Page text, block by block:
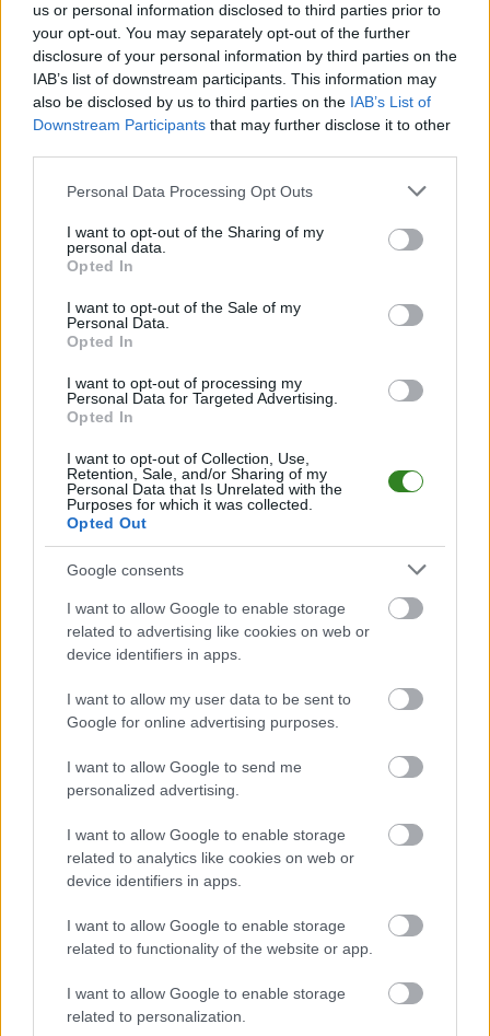
us or personal information disclosed to third parties prior to
your opt-out. You may separately opt-out of the further
disclosure of your personal information by third parties on the
IAB’s list of downstream participants. This information may
also be disclosed by us to third parties on the IAB’s List of
Downstream Participants that may further disclose it to other
Please note that this website/app uses one or more Google
not limited to your visit or usage behaviour. You may click to
grant or deny consent to Google and its third-party tags to
use your data for below specified purposes in below Google
consent section.
Personal Data Processing Opt Outs
I want to opt-out of the Sharing of my
personal data.
Opted In
I want to opt-out of the Sale of my
Personal Data.
Opted In
I want to opt-out of processing my
Personal Data for Targeted Advertising.
Opted In
I want to opt-out of Collection, Use,
Retention, Sale, and/or Sharing of my
Personal Data that Is Unrelated with the
Purposes for which it was collected.
Opted Out
Google consents
I want to allow Google to enable storage
related to advertising like cookies on web or
device identifiers in apps.
I want to allow my user data to be sent to
Google for online advertising purposes.
I want to allow Google to send me
personalized advertising.
I want to allow Google to enable storage
related to analytics like cookies on web or
device identifiers in apps.
I want to allow Google to enable storage
related to functionality of the website or app.
I want to allow Google to enable storage
related to personalization.
Pełny harmonogram rozgrywek dostępny jest tutaj:Rzeszów > Klasa A,
gr. III - terminarz.
Informacje o składach i strzelcach
W miarę dostępności danych, publikujemyskłady wyjściowe,
rezerwowych, zmiany oraz listę strzelców bramek. Informacje te
Jeśli jesteś kibicem klubu Wilga Widełka lub Hetman Dąbrówka Wisłocka -
zaglądaj tutaj częściej. Nasz serwis regularnie dostarcza informacje o
terminach meczów, wynikach, transferach i newsach klubowych
PodkarpacieLive.pl to największa baza
bądź na bieżąco z wydarzeniami z boisk!
Analiza przed meczem: Wilga Widełka vs Hetman Dąbrówka
Wilga Widełka - Hetman Dąbrówka Wisłocka
odbędzie się w
ramach 19. kolejki - Rzeszów > Klasa A, gr. III. Spotkanie zostanie
Wilga Widełkaprzystępuje do tego spotkania w roli gospodarza. Jak
drużyna radzi sobie w sezonie 2025/2026 rozgrywek Rzeszów > Klasa A,
gr. III przed własną publicznością? Na tej stronie możecie zobaczyć tabelę
uwzględniającą tylko mecze u siebie. W tabeli biorącej pod uwagę tylko
mecze wyjazdowe możecie natomiast sprawdzić jak spisuje się klub
Hetman Dąbrówka Wisłocka
Rzeszów > Klasa A, gr. III - sytuacja w tabeli
Przed meczami 19. kolejki - Rzeszów > Klasa A, gr. III gospodarze (Wilga
Widełka) zajmują14. miejscew tabeli. Goście (Hetman Dąbrówka
Poniżej znajdziesz także ostatnie mecze obu drużyn oraz statystyki
bramkowe.
Wilga Widełka vs. Hetman Dąbrówka Wisłocka - relacja, wynik na
żywo, transmisja
Wynik meczu Wilga Widełka - Hetman Dąbrówka Wisłocka znajdziesz na
naszej stronie zaraz po jego zakończeniu. Jeżeli szukasz informacji
meczowych, zajrzyj tutaj:Wilga Widełka vs. Hetman Dąbrówka
Wisłocka - wynik, składy, strzelcy
Jeżeli w internecie lub TV dostępna jest
albo innych spotkań
Rzeszów > Klasa A, gr. III na pewno znajdziesz takie informacje na naszym
portalu. Możliwe jednak, że nigdzie nie pojawi się stream online z tego